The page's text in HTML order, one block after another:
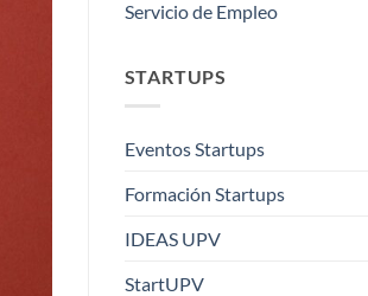
Servicio de Empleo
STARTUPS
Eventos Startups
Formación Startups
IDEAS UPV
StartUPV